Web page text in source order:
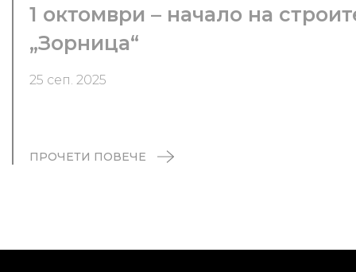
1 октомври – начало на
„Зорница“
25 сеп. 2025
ПРОЧЕТИ ПОВЕЧЕ